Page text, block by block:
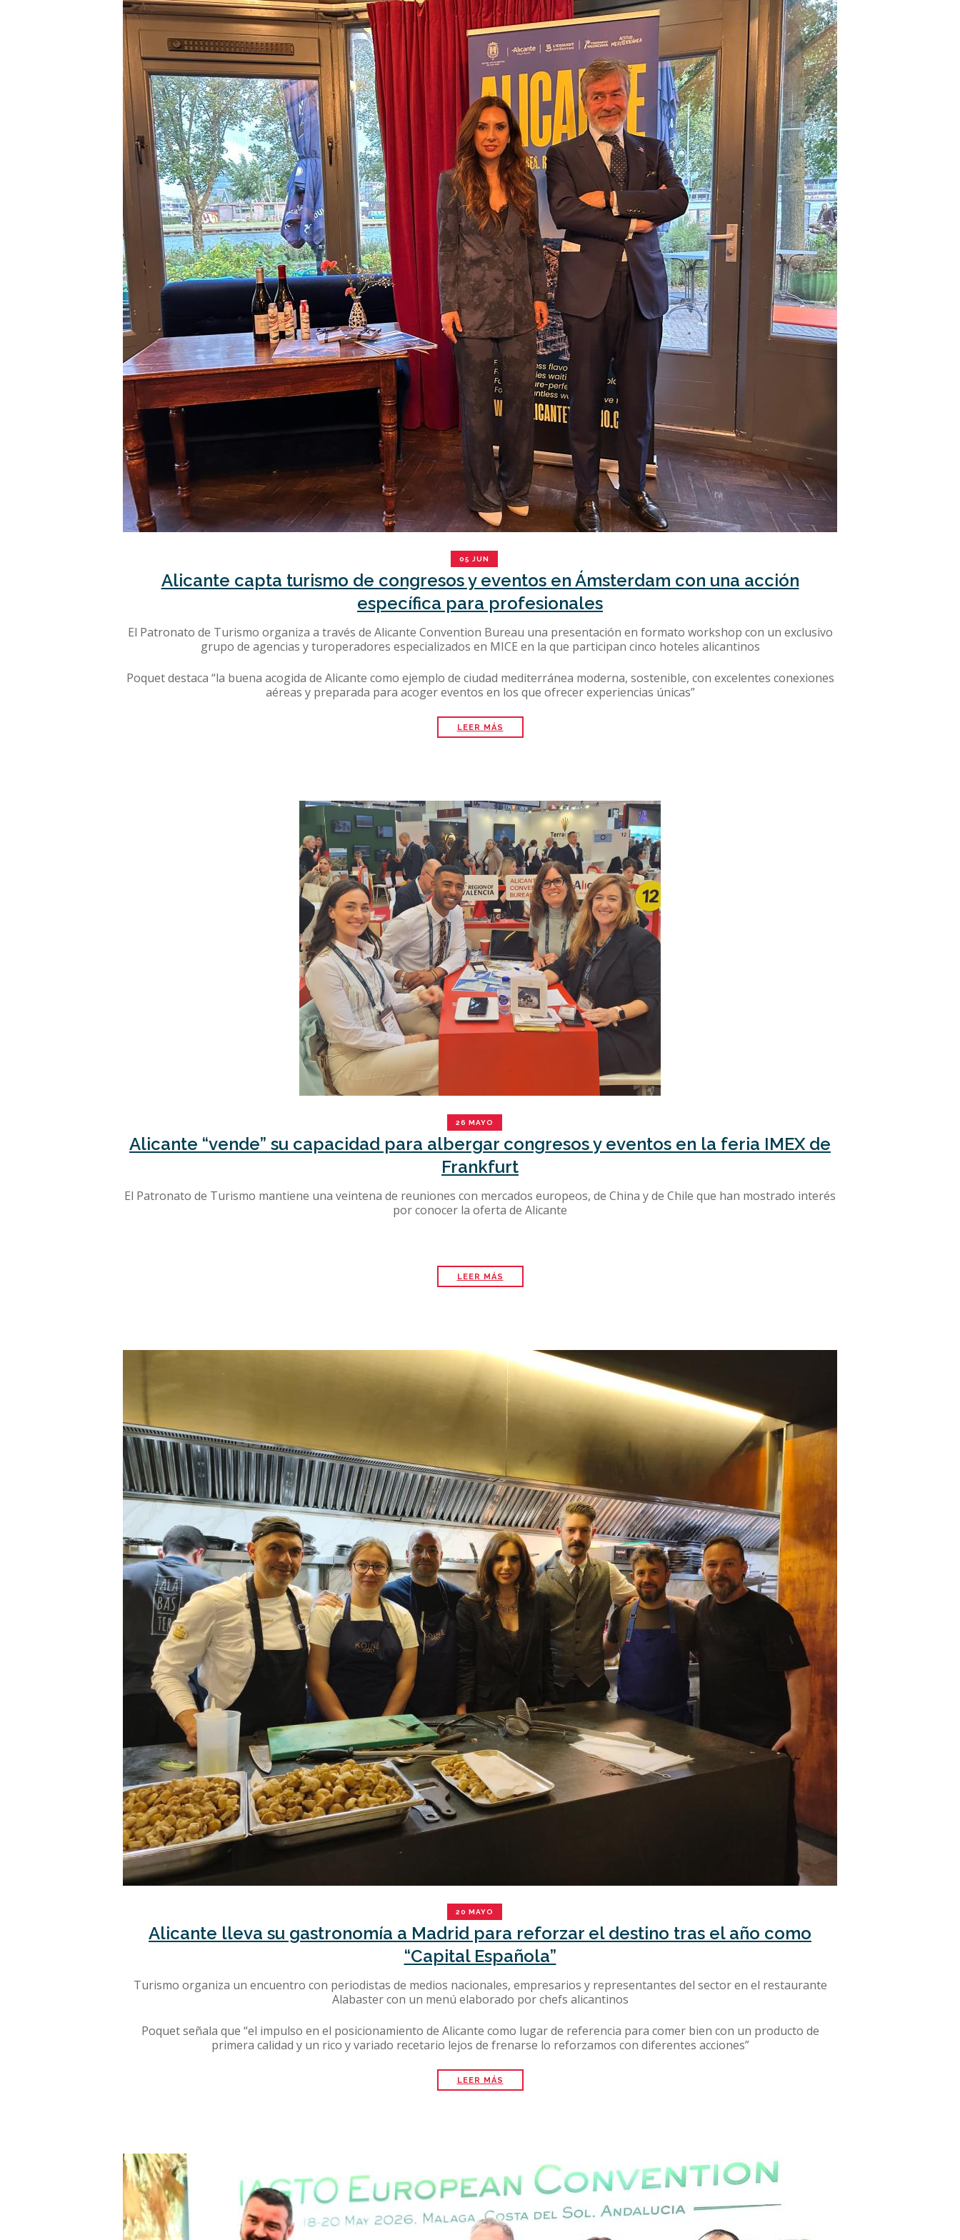
05 JUN
Alicante capta turismo de congresos y eventos en Ámsterdam con una acción
específica para profesionales
El Patronato de Turismo organiza a través de Alicante Convention Bureau una presentación en formato workshop con un exclusivo
grupo de agencias y turoperadores especializados en MICE en la que participan cinco hoteles alicantinos
Poquet destaca “la buena acogida de Alicante como ejemplo de ciudad mediterránea moderna, sostenible, con excelentes conexiones
aéreas y preparada para acoger eventos en los que ofrecer experiencias únicas”
LEER MÁS
26 MAYO
Alicante “vende” su capacidad para albergar congresos y eventos en la feria IMEX de
Frankfurt
El Patronato de Turismo mantiene una veintena de reuniones con mercados europeos, de China y de Chile que han mostrado interés
por conocer la oferta de Alicante
LEER MÁS
20 MAYO
Alicante lleva su gastronomía a Madrid para reforzar el destino tras el año como
“Capital Española”
Turismo organiza un encuentro con periodistas de medios nacionales, empresarios y representantes del sector en el restaurante
Alabaster con un menú elaborado por chefs alicantinos
Poquet señala que “el impulso en el posicionamiento de Alicante como lugar de referencia para comer bien con un producto de
primera calidad y un rico y variado recetario lejos de frenarse lo reforzamos con diferentes acciones”
LEER MÁS